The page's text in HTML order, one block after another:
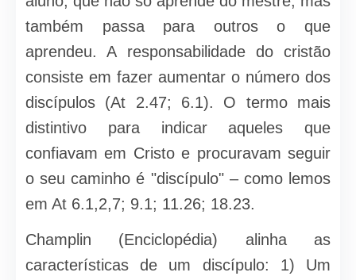
também passa para outros o que
aprendeu. A responsabilidade do cristão
consiste em fazer au­mentar o número dos
discípulos (At 2.47; 6.1). O termo mais
distintivo para indicar aqueles que
confiavam em Cristo e procuravam seguir
o seu caminho é "discípulo" – como lemos
em At 6.1,2,7; 9.1; 11.26; 18.23.
Champlin (Enciclopédia) alinha as
características de um discípulo: 1) Um